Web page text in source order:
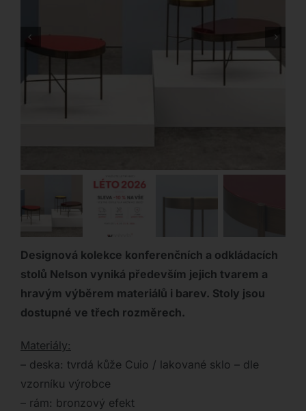
Designová kolekce konferenčních a odkládacích
stolů Nelson vyniká především jejich tvarem a
hravým výběrem materiálů i barev. Stoly jsou
dostupné ve třech rozměrech.
Materiály:
– deska: tvrdá kůže Cuio / lakované sklo – dle
vzorníku výrobce
– rám: bronzový efekt